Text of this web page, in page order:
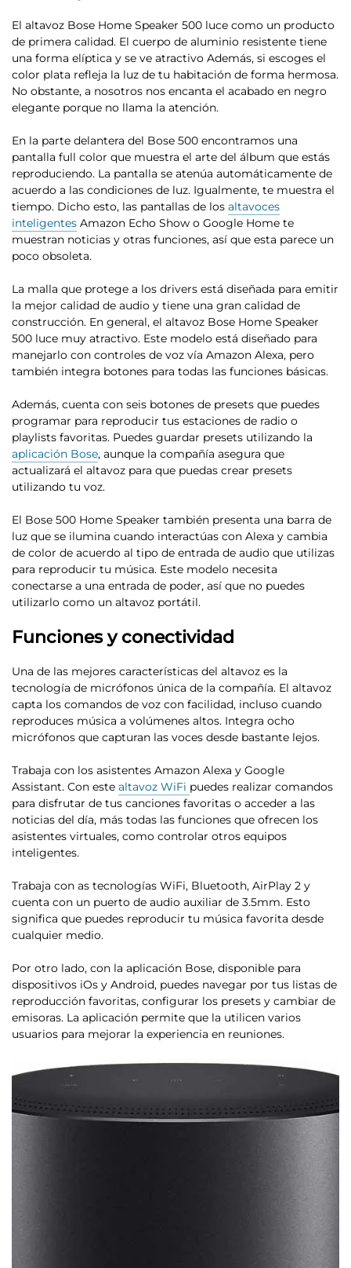
El altavoz Bose Home Speaker 500 luce como un producto
de primera calidad. El cuerpo de aluminio resistente tiene
una forma elíptica y se ve atractivo Además, si escoges el
color plata refleja la luz de tu habitación de forma hermosa.
No obstante, a nosotros nos encanta el acabado en negro
elegante porque no llama la atención.
En la parte delantera del Bose 500 encontramos una
pantalla full color que muestra el arte del álbum que estás
reproduciendo. La pantalla se atenúa automáticamente de
acuerdo a las condiciones de luz. Igualmente, te muestra el
tiempo. Dicho esto, las pantallas de los altavoces
inteligentes Amazon Echo Show o Google Home te
muestran noticias y otras funciones, así que esta parece un
poco obsoleta.
La malla que protege a los drivers está diseñada para emitir
la mejor calidad de audio y tiene una gran calidad de
construcción. En general, el altavoz Bose Home Speaker
500 luce muy atractivo. Este modelo está diseñado para
manejarlo con controles de voz vía Amazon Alexa, pero
también integra botones para todas las funciones básicas.
Además, cuenta con seis botones de presets que puedes
programar para reproducir tus estaciones de radio o
playlists favoritas. Puedes guardar presets utilizando la
aplicación Bose, aunque la compañía asegura que
actualizará el altavoz para que puedas crear presets
utilizando tu voz.
El Bose 500 Home Speaker también presenta una barra de
luz que se ilumina cuando interactúas con Alexa y cambia
de color de acuerdo al tipo de entrada de audio que utilizas
para reproducir tu música. Este modelo necesita
conectarse a una entrada de poder, así que no puedes
utilizarlo como un altavoz portátil.
Funciones y conectividad
Una de las mejores características del altavoz es la
tecnología de micrófonos única de la compañía. El altavoz
capta los comandos de voz con facilidad, incluso cuando
reproduces música a volúmenes altos. Integra ocho
micrófonos que capturan las voces desde bastante lejos.
Trabaja con los asistentes Amazon Alexa y Google
Assistant. Con este altavoz WiFi puedes realizar comandos
para disfrutar de tus canciones favoritas o acceder a las
noticias del día, más todas las funciones que ofrecen los
asistentes virtuales, como controlar otros equipos
inteligentes.
Trabaja con as tecnologías WiFi, Bluetooth, AirPlay 2 y
cuenta con un puerto de audio auxiliar de 3.5mm. Esto
significa que puedes reproducir tu música favorita desde
cualquier medio.
Por otro lado, con la aplicación Bose, disponible para
dispositivos iOs y Android, puedes navegar por tus listas de
reproducción favoritas, configurar los presets y cambiar de
emisoras. La aplicación permite que la utilicen varios
usuarios para mejorar la experiencia en reuniones.